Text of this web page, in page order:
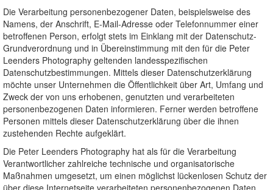
Die Verarbeitung personenbezogener Daten, beispielsweise des
Namens, der Anschrift, E-Mail-Adresse oder Telefonnummer einer
betroffenen Person, erfolgt stets im Einklang mit der Datenschutz-
Grundverordnung und in Übereinstimmung mit den für die Peter
Leenders Photography geltenden landesspezifischen
Datenschutzbestimmungen. Mittels dieser Datenschutzerklärung
möchte unser Unternehmen die Öffentlichkeit über Art, Umfang und
Zweck der von uns erhobenen, genutzten und verarbeiteten
personenbezogenen Daten informieren. Ferner werden betroffene
Personen mittels dieser Datenschutzerklärung über die ihnen
zustehenden Rechte aufgeklärt.
Die Peter Leenders Photography hat als für die Verarbeitung
Verantwortlicher zahlreiche technische und organisatorische
Maßnahmen umgesetzt, um einen möglichst lückenlosen Schutz der
über diese Internetseite verarbeiteten personenbezogenen Daten